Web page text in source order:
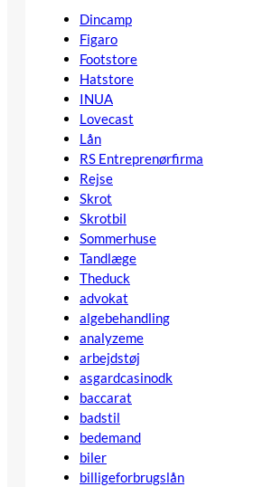
Dincamp
Figaro
Footstore
Hatstore
INUA
Lovecast
Lån
RS Entreprenørfirma
Rejse
Skrot
Skrotbil
Sommerhuse
Tandlæge
Theduck
advokat
algebehandling
analyzeme
arbejdstøj
asgardcasinodk
baccarat
badstil
bedemand
biler
billigeforbrugslån